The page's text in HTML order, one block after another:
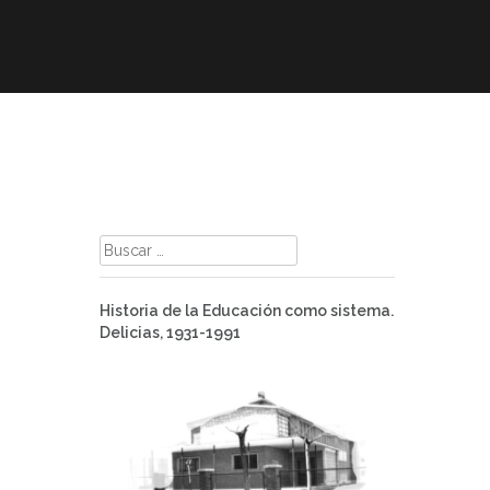
Buscar:
Historia de la Educación como sistema.
Delicias, 1931-1991